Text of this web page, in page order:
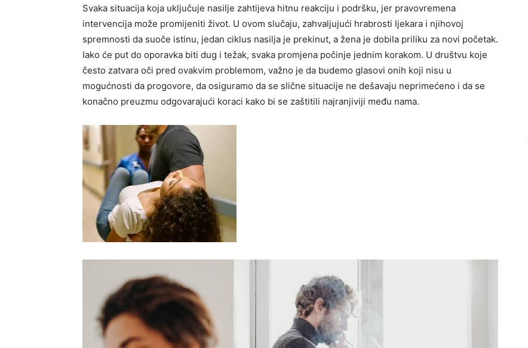
Svaka situacija koja uključuje nasilje zahtijeva hitnu reakciju i podršku, jer pravovremena
intervencija može promijeniti život. U ovom slučaju, zahvaljujući hrabrosti ljekara i njihovoj
spremnosti da suoče istinu, jedan ciklus nasilja je prekinut, a žena je dobila priliku za novi početak.
Iako će put do oporavka biti dug i težak, svaka promjena počinje jednim korakom. U društvu koje
često zatvara oči pred ovakvim problemom, važno je da budemo glasovi onih koji nisu u
mogućnosti da progovore, da osiguramo da se slične situacije ne dešavaju neprimećeno i da se
konačno preuzmu odgovarajući koraci kako bi se zaštitili najranjiviji među nama.